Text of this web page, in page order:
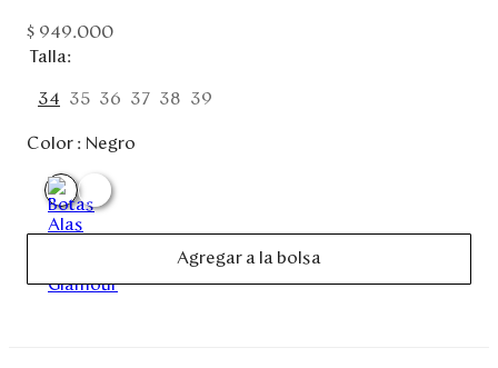
Viaje
Colecciones
Disney
Mi cuenta
$ 949.000
Talla
34 35 36 37 38 39
Color : Negro
Agregar a la bolsa